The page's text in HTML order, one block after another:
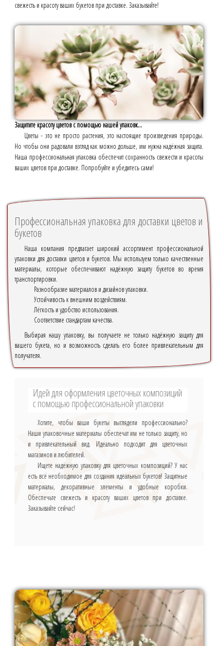
свежесть и красоту ваших букетов при доставке. Заказывайте!
Защитите красоту цветов с помощью нашей упаковк...
Цветы - это не просто растения, это настоящие произведения природы.
Но чтобы они радовали взгляд как можно дольше, им нужна надёжная защита.
Наша профессиональная упаковка обеспечит сохранность свежести и красоты
ваших цветов при доставке. Попробуйте и убедитесь сами!
Профессиональная упаковка для доставки цветов и
букетов
Наша компания предлагает широкий ассортимент профессиональной
упаковки для доставки цветов и букетов. Мы используем только качественные
материалы, которые обеспечивают надёжную защиту букетов во время
транспортировки.
Разнообразие материалов и дизайнов упаковки.
Устойчивость к внешним воздействиям.
Лёгкость и удобство использования.
Соответствие стандартам качества.
Выбирая нашу упаковку, вы получаете не только надёжную защиту для
вашего букета, но и возможность сделать его более привлекательным для
получателя.
Идей для оформления цветочных композиций
с помощью профессиональной упаковки
Хотите, чтобы ваши букеты выглядели профессионально?
Наши упаковочные материалы обеспечат им не только защиту, но
и привлекательный вид. Идеально подходит для цветочных
магазинов и любителей.
Ищете надёжную упаковку для цветочных композиций? У нас
есть всё необходимое для создания идеальных букетов! Защитные
материалы, декоративные элементы и удобные коробки.
Обеспечьте свежесть и красоту ваших цветов при доставке.
Заказывайте сейчас!